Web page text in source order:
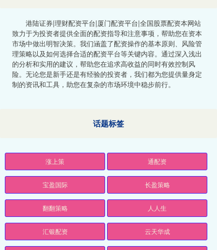
港陆证券|理财配资平台|厦门配资平台|全国股票配资本网站
致力于为投资者提供全面的配资指导和注意事项，帮助您在资本
市场中做出明智决策。我们涵盖了配资操作的基本原则、风险管
理策略以及如何选择合适的配资平台等关键内容。通过深入浅出
的分析和实用的建议，帮助您在追求高收益的同时有效控制风
险。无论您是新手还是有经验的投资者，我们都为您提供量身定
制的资讯和工具，助您在复杂的市场环境中稳步前行。
话题标签
涨上策 通配资
宝盈国际 长盈策略
翻翻策略 人人生
汇银配资 云天华成